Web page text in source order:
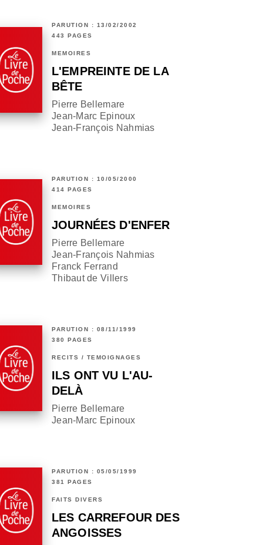
PARUTION : 13/02/2002
443 PAGES
MÉMOIRES
L'EMPREINTE DE LA
BÊTE
Pierre Bellemare
Jean-Marc Epinoux
Jean-François Nahmias
PARUTION : 10/05/2000
414 PAGES
MÉMOIRES
JOURNÉES D'ENFER
Pierre Bellemare
Jean-François Nahmias
Franck Ferrand
Thibaut de Villers
PARUTION : 08/11/1999
380 PAGES
RÉCITS / TÉMOIGNAGES
ILS ONT VU L'AU-
DELÀ
Pierre Bellemare
Jean-Marc Epinoux
PARUTION : 05/05/1999
381 PAGES
FAITS DIVERS
LES CARREFOUR DES
ANGOISSES